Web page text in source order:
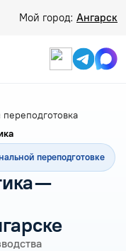
Мой город: Ангарск
переподготовке
—